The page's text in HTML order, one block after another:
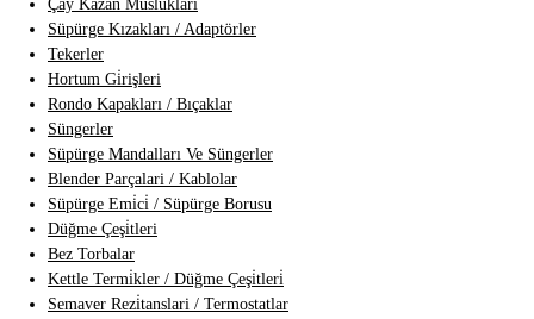
Çay Kazan Muslukları
Süpürge Kızakları / Adaptörler
Tekerler
Hortum Gi̇rişleri
Rondo Kapakları / Bıçaklar
Süngerler
Süpürge Mandalları Ve Süngerler
Blender Parçalari / Kablolar
Süpürge Emi̇ci̇ / Süpürge Borusu
Düğme Çeşi̇tleri
Bez Torbalar
Kettle Termi̇kler / Düğme Çeşi̇tleri̇
Semaver Rezi̇tanslari / Termostatlar